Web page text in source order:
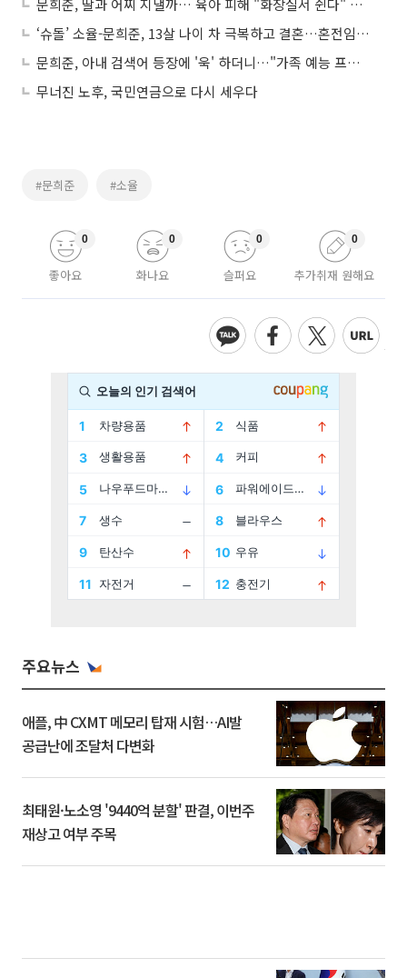
문희준, 딸과 어찌 지낼까… 육아 피해 "화장실서 쉰다" 말했다 ‘뭇매’
‘슈돌’ 소율-문희준, 13살 나이 차 극복하고 결혼…혼전임신 이야기에 눈물
문희준, 아내 검색어 등장에 '욱' 하더니…"가족 예능 프로그램은 왜 나왔나"
무너진 노후, 국민연금으로 다시 세우다
#문희준 #소율
좋아요
0
화나요
0
슬퍼요
0
추가취재 원해요
0
주요뉴스
애플, 中 CXMT 메모리 탑재 시험…AI발
공급난에 조달처 다변화
최태원·노소영 '9440억 분할' 판결, 이번주
재상고 여부 주목